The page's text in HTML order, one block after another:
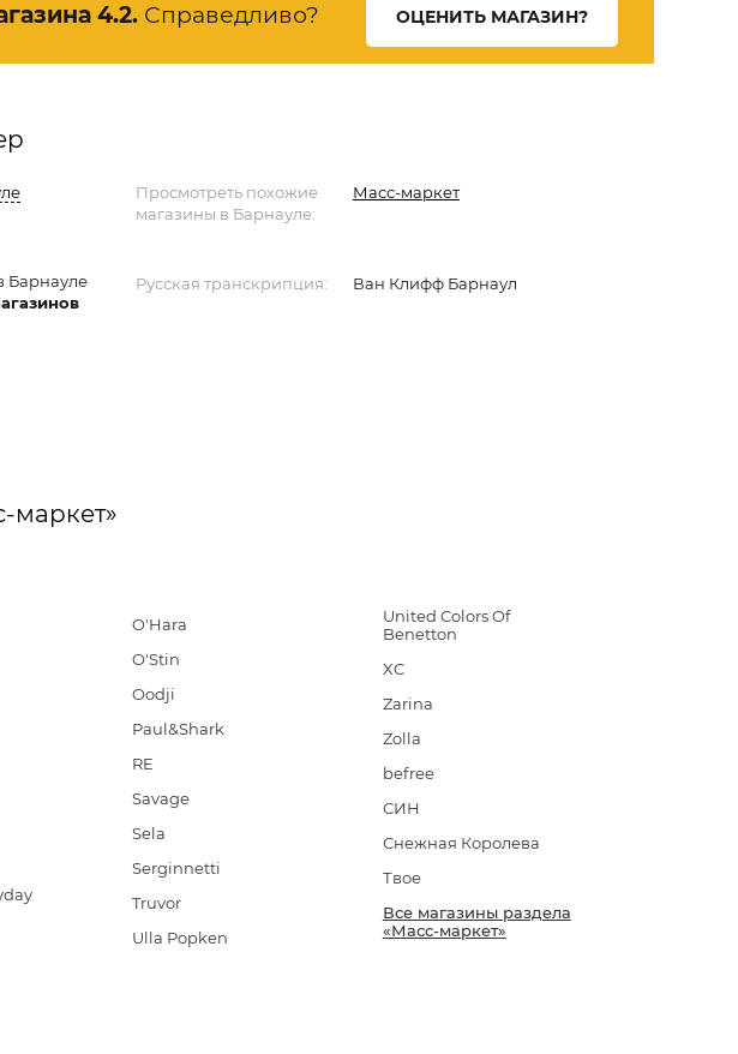
4.2. Справедливо? ОЦЕНИТЬ МАГАЗИН?
Барнауле
Просмотреть похожие
магазины в Барнауле:
Масс-маркет
Русская транскрипция: Ван Клифф Барнаул
маркет»
O'Hara
O'Stin
Oodji
Paul&Shark
RE
Savage
Sela
Serginnetti
Truvor
Ulla Popken
United Colors Of
Benetton
XC
Zarina
Zolla
befree
СИН
Снежная Королева
Твое
Все магазины раздела
«Масс-маркет»